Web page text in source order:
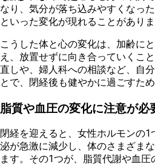
なり、気分が落ち込みやすくなっ
といった変化が現れることがありま
こうした体と心の変化は、加齢に
え、放置せずに向き合っていくこ
直しや、婦人科への相談など、自
とで、閉経後も健やかに過ごすた
脂質や血圧の変化に注意が必
閉経を迎えると、女性ホルモンの
泌が急激に減少し、体のさまざま
ます。その1つが、脂質代謝や血圧